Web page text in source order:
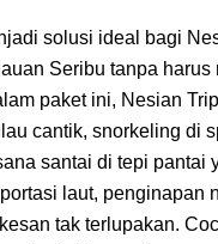
solusi ideal bagi
Seribu tanpa harus
paket ini, Nesian
cantik, snorkeling di
santai di tepi pantai
laut, penginapan
tak terlupakan.